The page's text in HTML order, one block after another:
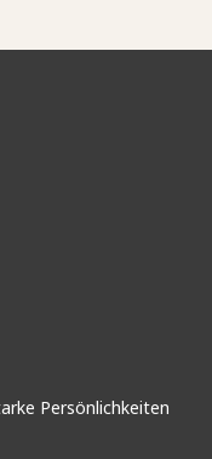
Persönlichkeiten